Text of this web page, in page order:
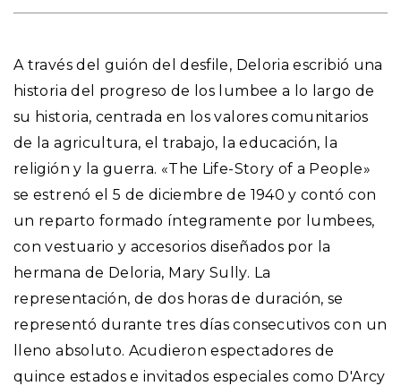
A través del guión del desfile, Deloria escribió una
historia del progreso de los lumbee a lo largo de
su historia, centrada en los valores comunitarios
de la agricultura, el trabajo, la educación, la
religión y la guerra. «The Life-Story of a People»
se estrenó el 5 de diciembre de 1940 y contó con
un reparto formado íntegramente por lumbees,
con vestuario y accesorios diseñados por la
hermana de Deloria, Mary Sully. La
representación, de dos horas de duración, se
representó durante tres días consecutivos con un
lleno absoluto. Acudieron espectadores de
quince estados e invitados especiales como D'Arcy